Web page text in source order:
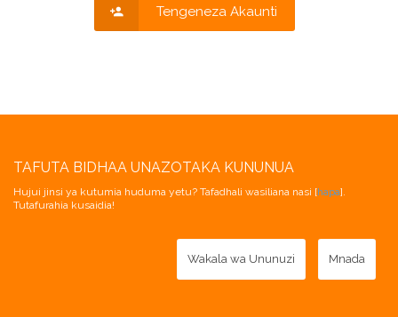
Tengeneza Akaunti
TAFUTA BIDHAA UNAZOTAKA KUNUNUA
Hujui jinsi ya kutumia huduma yetu? Tafadhali wasiliana nasi [hapa].
Tutafurahia kusaidia!
Wakala wa Ununuzi Mnada